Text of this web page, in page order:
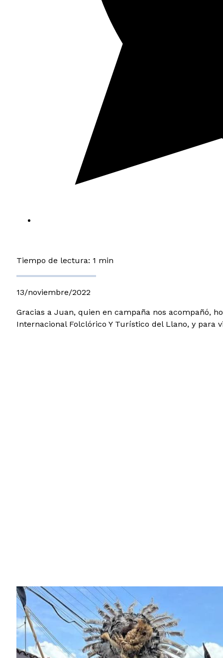
Tiempo de lectura: 1 min
13/noviembre/2022
Gracias a Juan, quien en campaña nos acompañó,
Internacional Folclórico Y Turístico del Llano, y para